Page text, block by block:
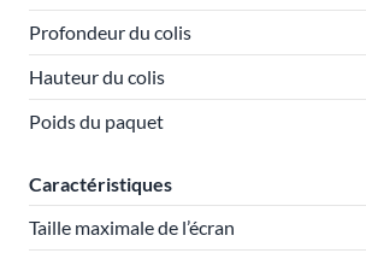
Profondeur du colis
Hauteur du colis
Poids du paquet
Caractéristiques
Taille maximale de l’écran